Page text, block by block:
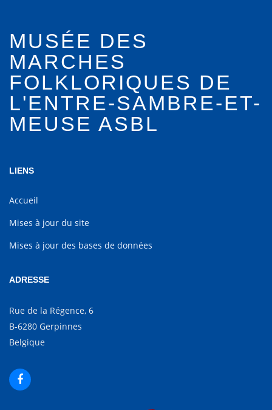
MUSÉE DES
MARCHES
FOLKLORIQUES DE
L'ENTRE-SAMBRE-ET-
MEUSE ASBL
LIENS
Accueil
Mises à jour du site
Mises à jour des bases de données
ADRESSE
Rue de la Régence, 6
B-6280 Gerpinnes
Belgique